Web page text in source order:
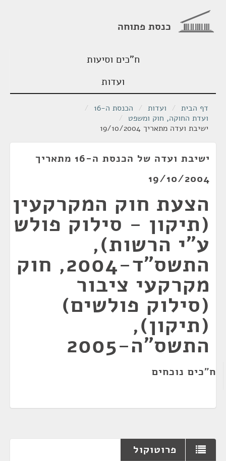
כנסת פתוחה
ח"כים וסיעות
ועדות
דף הבית / ועדות / הכנסת ה-16
/
ועדת החוקה, חוק ומשפט /
ישיבת ועדה מתאריך 19/10/2004
ישיבת ועדה של הכנסת ה-16 מתאריך
19/10/2004
הצעת חוק המקרקעין
(תיקון - סילוק פולש
ע"י הרשות),
התשס"ד-2004, חוק
מקרקעי ציבור
(סילוק פולשים)
(תיקון),
התשס"ה-2005
ח"כים נוכחים
פרוטוקול